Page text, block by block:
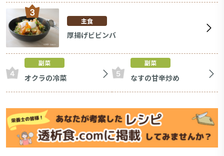
主食
厚揚げビビンバ
副菜
オクラの冷菜
副菜
なすの甘辛炒め